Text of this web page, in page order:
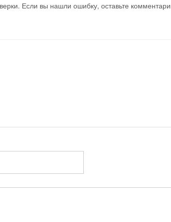
Если вы нашли ошибку, оставьте